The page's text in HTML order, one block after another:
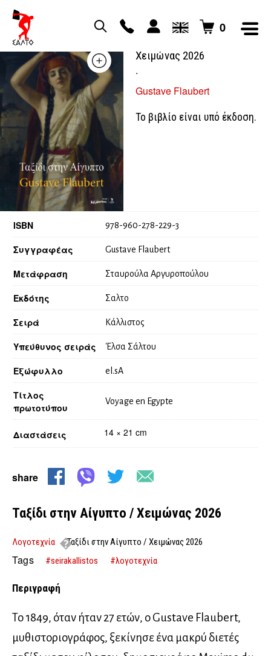
0
Χειμώνας 2026
.
Gustave Flaubert
Το βιβλίο είναι υπό έκδοση.
Διαστάσεις 14 × 21 cm
ISBN 978-960-278-229-3
Συγγραφέας Gustave Flaubert
Μετάφραση Σταυρούλα Αργυροπούλου
Εκδότης Σαλτο
Σειρά Κάλλιστος
Υπεύθυνος σειράς Έλσα Σάλτου
Εξώφυλλο el.sA
Τίτλος
πρωτοτύπου
Voyage en Egypte
share
Ταξίδι στην Αίγυπτο / Χειμώνας 2026
Λογοτεχνία Ταξίδι στην Αίγυπτο / Χειμώνας 2026
Tags #seirakallistos #λογοτεχνία
Περιγραφή
Το 1849, όταν ήταν 27 ετών, ο Gustave Flaubert,
μυθιστοριογράφος, ξεκίνησε ένα μακρύ διετές